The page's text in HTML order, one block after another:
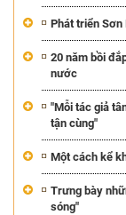
Phát triển Sơn
20 năm bồi
nước
"Mỗi tác giả
tận cùng"
Một cách kể
Trưng bày
sóng"